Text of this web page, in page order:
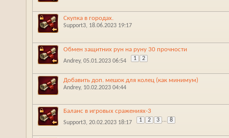
Скупка в городах.
Support3‎, 18.06.2023 19:17
Обмен защитних рун на руну 30 прочности
Andrey‎, 05.01.2023 06:54 1 2
Добавить доп. мешок для колец (как минимум)
Andrey‎, 10.02.2023 04:44
Баланс в игровых сражениях-3
Support3‎, 20.02.2023 18:17 1 2 3 ... 8